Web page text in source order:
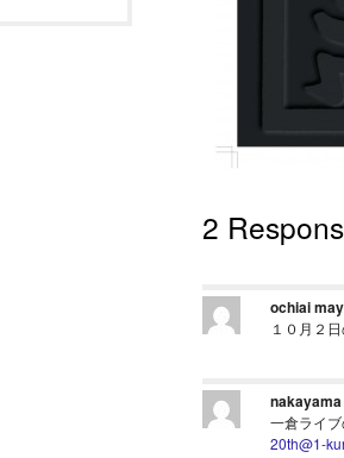
2
ochiai
１０月２
nakayama
一倉ライ
20th@1-